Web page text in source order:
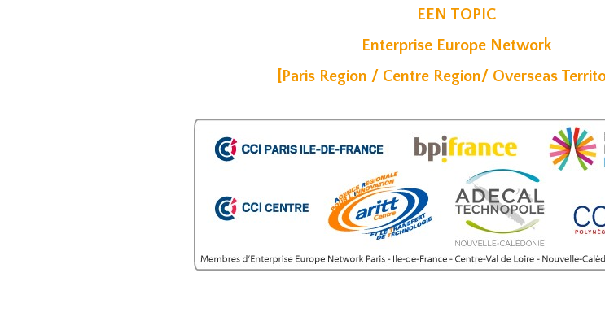
EEN TOPIC
Enterprise Europe Network
[Paris Region / Centre Region/ Overseas